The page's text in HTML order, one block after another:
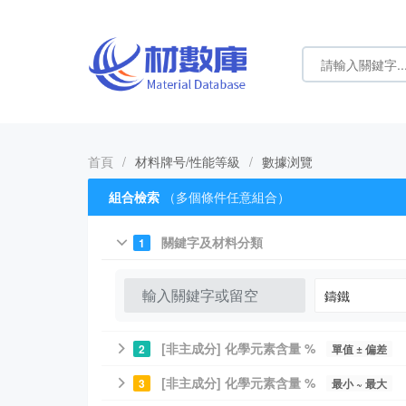
首頁 / 材料牌号/性能等級 / 數據浏覽
組合檢索
（多個條件任意組合）
1 關鍵字及材料分類
2 [非主成分] 化學元素含量 % 單值 ± 偏差
3 [非主成分] 化學元素含量 % 最小 ~ 最大